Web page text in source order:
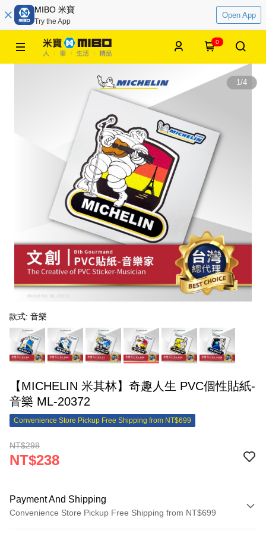
MIBO 米寶
Try the App
Open App
0
1/4
款式: 音樂
【MICHELIN 米其林】奇趣人生 PVC個性貼紙-
音樂 ML-20372
Convenience Store Pickup Free Shipping from NT$699
NT$298
NT$238
Payment And Shipping
Convenience Store Pickup Free Shipping from NT$699